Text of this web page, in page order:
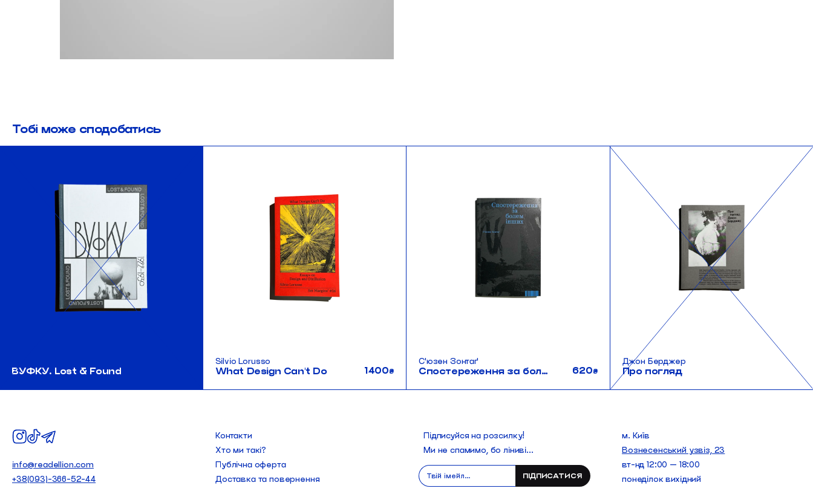
Тобі може сподобатись
ВУФКУ. Lost & Found
Silvio Lorussо
What Design Can't Do 1400₴
Сʼюзен Зонтаґ
Спостереження за болем інших 620₴
Джон Берджер
Про погляд
info@readellion.com
+38(093)-366-52-44
Контакти
Хто ми такі?
Публічна оферта
Доставка та повернення
Підписуйся на розсилку!
Ми не спамимо, бо ліниві...
м. Київ
Вознесенський узвіз, 23
вт-нд 12:00 — 18:00
понеділок вихідний